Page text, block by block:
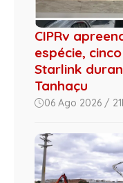
CIPRv
espécie,
Starlink
Tanhaçu
06 Ago 2026 /